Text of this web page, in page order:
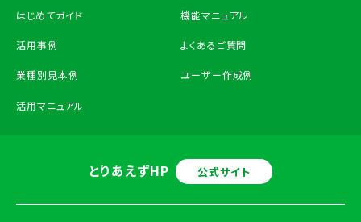
とりあえずHP 公式サイト
はじめてガイド
活用事例
業種別見本例
機能マニュアル
よくあるご質問
ユーザー作成例
活用マニュアル